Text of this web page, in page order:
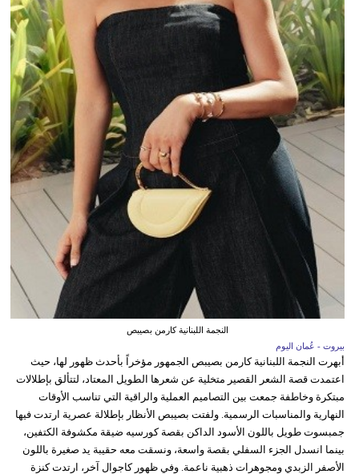
النجمة اللبنانية كارمن بصيبص
بيروت - عُمان اليوم
أبهرت النجمة اللبنانية كارمن بصيبص الجمهور مؤخراً بأحدث ظهور لها، حيث
اعتمدت قصة الشعر القصير متخلية عن شعرها الطويل المعتاد، لتتألق بإطلالات
مبتكرة وخاطفة جمعت بين التصاميم العملية والراقية التي تناسب الأوقات
النهارية والمناسبات الرسمية. ولفتت بصيبص الأنظار بإطلالة عصرية ارتدت فيها
جمبسوت طويل باللون الأسود الداكن بقصة كورسيه ضيقة مكشوفة الكتفين،
بينما انسدل الجزء السفلي بقصة واسعة، ونسقت معه حقيبة يد صغيرة باللون
الأصفر الزبدي ومجوهرات ذهبية ناعمة. وفي ظهور كاجوال آخر، ارتدت كنزة